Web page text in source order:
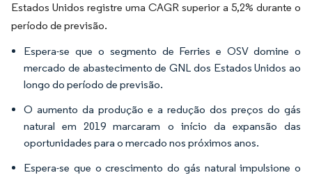
Estados Unidos registre uma CAGR superior a 5,2% durante o
período de previsão.
Espera-se que o segmento de Ferries e OSV domine o
mercado de abastecimento de GNL dos Estados Unidos ao
longo do período de previsão.
O aumento da produção e a redução dos preços do gás
natural em 2019 marcaram o início da expansão das
oportunidades para o mercado nos próximos anos.
Espera-se que o crescimento do gás natural impulsione o